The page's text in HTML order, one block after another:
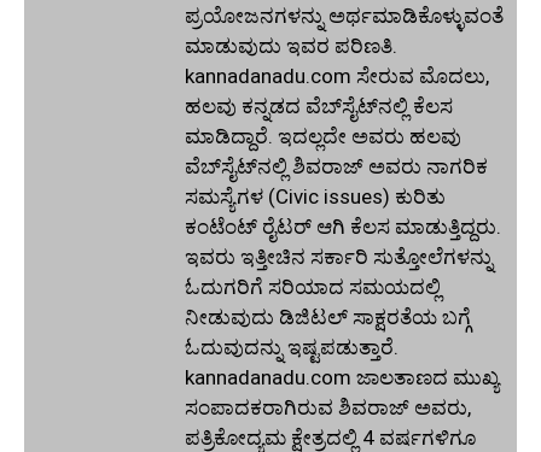
ಪ್ರಯೋಜನಗಳನ್ನು ಅರ್ಥಮಾಡಿಕೊಳ್ಳುವಂತೆ
ಮಾಡುವುದು ಇವರ ಪರಿಣತಿ.
kannadanadu.com ಸೇರುವ ಮೊದಲು,
ಹಲವು ಕನ್ನಡದ ವೆಬ್‌ಸೈಟ್‌ನಲ್ಲಿ ಕೆಲಸ
ಮಾಡಿದ್ದಾರೆ. ಇದಲ್ಲದೇ ಅವರು ಹಲವು
ವೆಬ್‌ಸೈಟ್‌ನಲ್ಲಿ ಶಿವರಾಜ್ ಅವರು ನಾಗರಿಕ
ಸಮಸ್ಯೆಗಳ (Civic issues) ಕುರಿತು
ಕಂಟೆಂಟ್ ರೈಟರ್ ಆಗಿ ಕೆಲಸ ಮಾಡುತ್ತಿದ್ದರು.
ಇವರು ಇತ್ತೀಚಿನ ಸರ್ಕಾರಿ ಸುತ್ತೋಲೆಗಳನ್ನು
ಓದುಗರಿಗೆ ಸರಿಯಾದ ಸಮಯದಲ್ಲಿ
ನೀಡುವುದು ಡಿಜಿಟಲ್ ಸಾಕ್ಷರತೆಯ ಬಗ್ಗೆ
ಓದುವುದನ್ನು ಇಷ್ಟಪಡುತ್ತಾರೆ.
kannadanadu.com ಜಾಲತಾಣದ ಮುಖ್ಯ
ಸಂಪಾದಕರಾಗಿರುವ ಶಿವರಾಜ್ ಅವರು,
ಪತ್ರಿಕೋದ್ಯಮ ಕ್ಷೇತ್ರದಲ್ಲಿ 4 ವರ್ಷಗಳಿಗೂ